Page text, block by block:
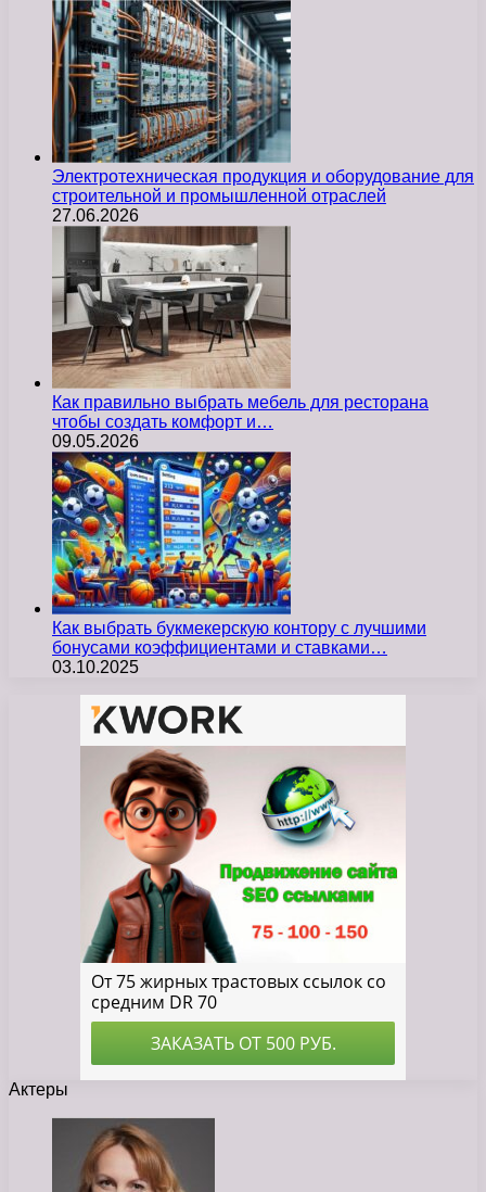
Электротехническая продукция и оборудование для
строительной и промышленной отраслей
27.06.2026
Как правильно выбрать мебель для ресторана
чтобы создать комфорт и…
09.05.2026
Как выбрать букмекерскую контору с лучшими
бонусами коэффициентами и ставками…
03.10.2025
Актеры